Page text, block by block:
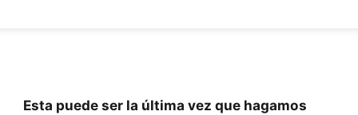
Esta puede ser la última vez que hagamos